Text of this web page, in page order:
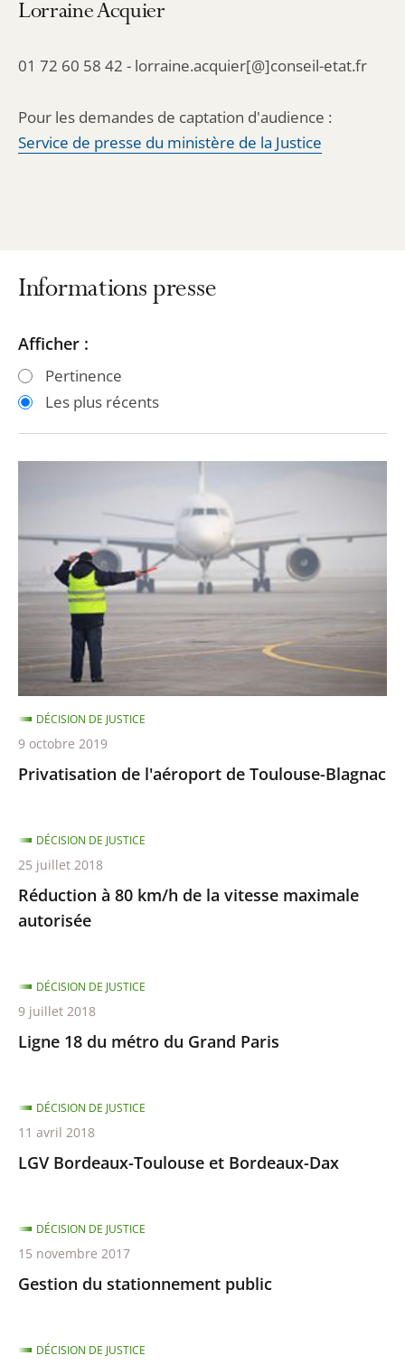
Lorraine Acquier
01 72 60 58 42 - lorraine.acquier[@]conseil-etat.fr
Pour les demandes de captation d'audience :
Service de presse du ministère de la Justice
Informations presse
Passer
les
filtres
Passer
les
filtres
Afficher :
Pertinence
Les plus récents
Toulouse-
Blagnac
Privatisation de l'aéroport de Toulouse-Blagnac
DÉCISION DE JUSTICE
9 octobre 2019
Réduction à 80 km/h de la vitesse maximale
autorisée
DÉCISION DE JUSTICE
25 juillet 2018
Ligne 18 du métro du Grand Paris
DÉCISION DE JUSTICE
9 juillet 2018
LGV Bordeaux-Toulouse et Bordeaux-Dax
DÉCISION DE JUSTICE
11 avril 2018
Gestion du stationnement public
DÉCISION DE JUSTICE
15 novembre 2017
DÉCISION DE JUSTICE